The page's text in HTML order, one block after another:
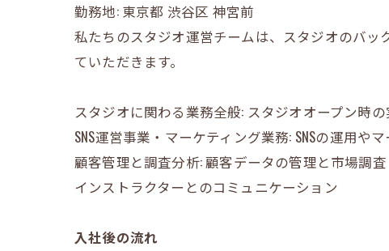
勤務地: 東京都 渋谷区 神宮前
私たちのスタジオ運営チームは、スタジオのバ
ていただきます。
スタジオに関わる業務全般: スタジオオープン時
SNS運営事業・マーケティング業務: SNSの運用や
顧客管理と調査分析: 顧客データの管理と市場調査
インストラクターとのコミュニケーション
入社後の流れ